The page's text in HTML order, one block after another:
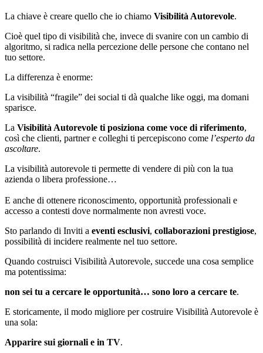
La chiave è creare quello che io chiamo Visibilità Autorevole.
Cioè quel tipo di visibilità che, invece di svanire con un cambio di
algoritmo, si radica nella percezione delle persone che contano nel
tuo settore.
La differenza è enorme:
La visibilità “fragile” dei social ti dà qualche like oggi, ma domani
sparisce.
La Visibilità Autorevole ti posiziona come voce di riferimento,
così che clienti, partner e colleghi ti percepiscono come l’esperto da
ascoltare.
La visibilità autorevole ti permette di vendere di più con la tua
azienda o libera professione…
E anche di ottenere riconoscimento, opportunità professionali e
accesso a contesti dove normalmente non avresti voce.
Sto parlando di Inviti a eventi esclusivi, collaborazioni prestigiose,
possibilità di incidere realmente nel tuo settore.
Quando costruisci Visibilità Autorevole, succede una cosa semplice
ma potentissima:
non sei tu a cercare le opportunità… sono loro a cercare te.
E storicamente, il modo migliore per costruire Visibilità Autorevole è
una sola:
Apparire sui giornali e in TV.